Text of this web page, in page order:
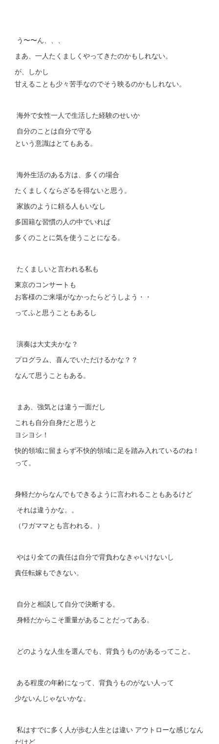
う〜〜ん、、、
まあ、一人たくましくやってきたのかもしれない。
が、しかし
甘えることも少々苦手なのでそう映るのかもしれない。
海外で女性一人で生活した経験のせいか
自分のことは自分で守る
という意識はとてもある。
海外生活のある方は、多くの場合
たくましくならざるを得ないと思う。
家族のように頼る人もいなし
多国籍な習慣の人の中でいれば
多くのことに気を使うことになる。
たくましいと言われる私も
東京のコンサートも
お客様のご来場がなかったらどうしよう・・
ってふと思うこともあるし
演奏は大丈夫かな？
プログラム、喜んでいただけるかな？？
なんて思うこともある。
まあ、強気とは違う一面だし
これも自分自身だと思うと
ヨシヨシ！
快的領域に留まらず不快的領域に足を踏み入れているのね！
って。
身軽だからなんでもできるように言われることもあるけど
それは違うかな。。
（ワガママとも言われる。）
やはり全ての責任は自分で背負わなきゃいけないし
責任転嫁もできない。
自分と相談して自分で決断する。
身軽だからこそ重量があることだってある。
どのような人生を選んでも、背負うものがあるってこと。
ある程度の年齢になって、背負うものがない人って
少ないんじゃないかな。
私はすでに多く人が歩む人生とは違い アウトローな感じなん
だけど